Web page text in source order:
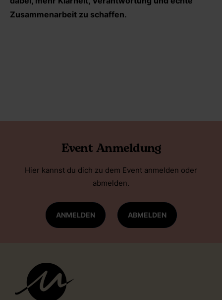
Zusammenarbeit zu schaffen.
Event Anmeldung
Hier kannst du dich zu dem Event anmelden oder
abmelden.
ANMELDEN ABMELDEN